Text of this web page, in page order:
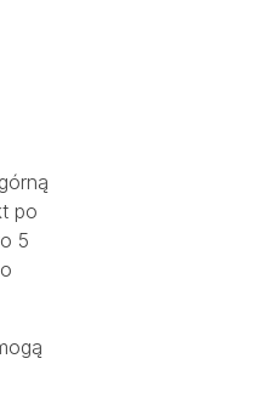
po
5